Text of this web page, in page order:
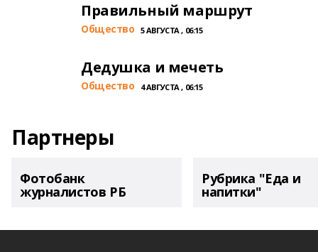
Правильный маршрут
Общество 5 АВГУСТА , 06:15
Дедушка и мечеть
Общество 4 АВГУСТА , 06:15
Партнеры
Фотобанк
журналистов РБ
Рубрика "Еда и
напитки"